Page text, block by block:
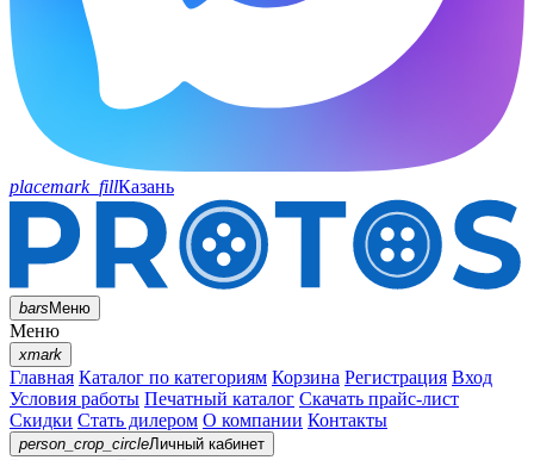
placemark_fillКазань
barsМеню
Меню
xmark
Главная Каталог по категориям Корзина Регистрация Вход
Условия работы Печатный каталог Скачать прайс-лист
Скидки Стать дилером О компании Контакты
person_crop_circleЛичный кабинет